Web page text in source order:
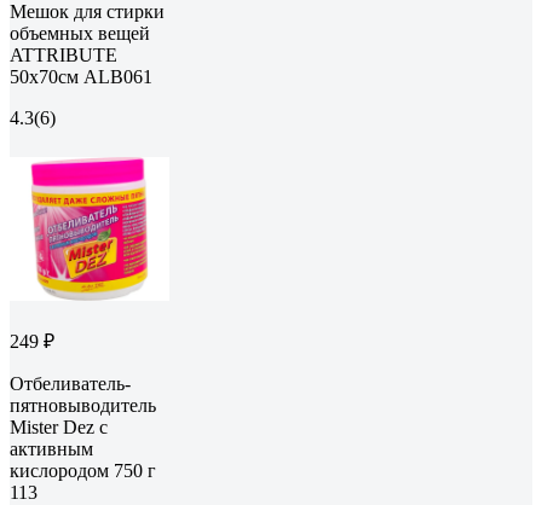
Мешок для стирки
объемных вещей
ATTRIBUTE
50х70см ALB061
4.3(6)
249 ₽
Отбеливатель-
пятновыводитель
Mister Dez с
активным
кислородом 750 г
113